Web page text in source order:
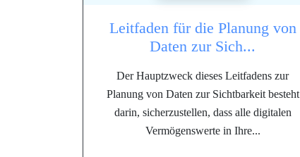
Leitfaden für die Planung von
Daten zur Sich...
Der Hauptzweck dieses Leitfadens zur
Planung von Daten zur Sichtbarkeit besteht
darin, sicherzustellen, dass alle digitalen
Vermögenswerte in Ihre...